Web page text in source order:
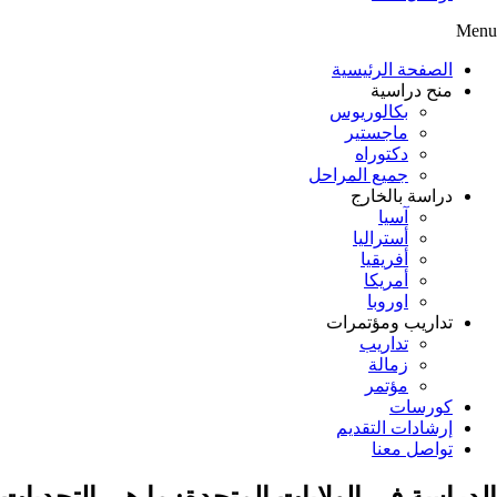
Menu
الصفحة الرئيسية
منح دراسية
بكالوريوس
ماجستير
دكتوراه
جميع المراحل
دراسة بالخارج
آسيا
أستراليا
أفريقيا
أمريكا
اوروبا
تداريب ومؤتمرات
تداريب
زمالة
مؤتمر
كورسات
إرشادات التقديم
تواصل معنا